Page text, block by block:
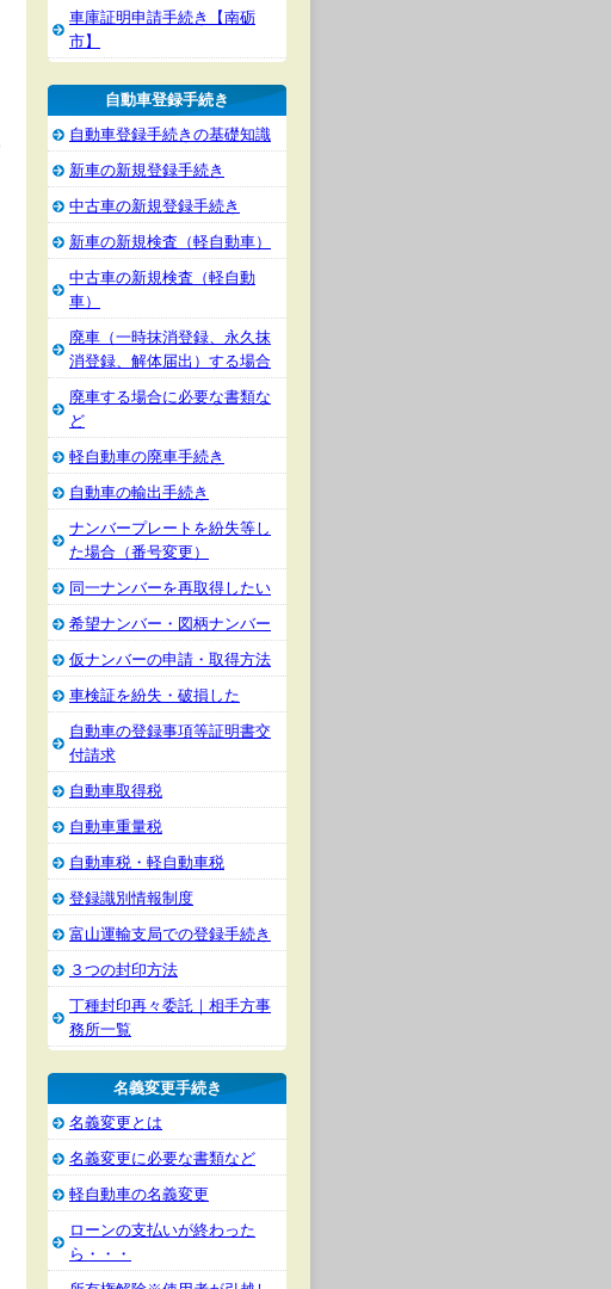
車庫証明申請手続き【南砺
市】
自動車登録手続き
自動車登録手続きの基礎知識
新車の新規登録手続き
中古車の新規登録手続き
新車の新規検査（軽自動車）
中古車の新規検査（軽自動
車）
廃車（一時抹消登録、永久抹
消登録、解体届出）する場合
廃車する場合に必要な書類な
ど
軽自動車の廃車手続き
自動車の輸出手続き
ナンバープレートを紛失等し
た場合（番号変更）
同一ナンバーを再取得したい
希望ナンバー・図柄ナンバー
仮ナンバーの申請・取得方法
車検証を紛失・破損した
自動車の登録事項等証明書交
付請求
自動車取得税
自動車重量税
自動車税・軽自動車税
登録識別情報制度
富山運輸支局での登録手続き
３つの封印方法
丁種封印再々委託｜相手方事
務所一覧
名義変更手続き
名義変更とは
名義変更に必要な書類など
軽自動車の名義変更
ローンの支払いが終わった
ら・・・